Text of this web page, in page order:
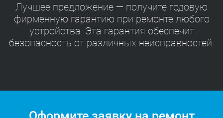
Лучшее предложение — получите годовую
фирменную гарантию при ремонте любого
устройства. Эта гарантия обеспечит
безопасность от различных неисправностей.